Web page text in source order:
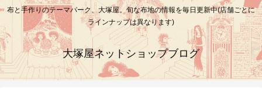
布と手作りのテーマパーク、大塚屋。旬な布地の情報を毎日更新中(店舗ごとに
ラインナップは異なります)
大塚屋ネットショップブログ